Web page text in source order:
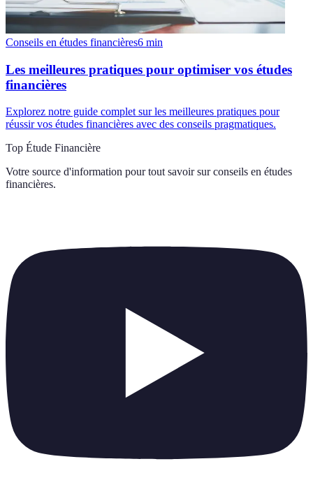
Conseils en études financières6 min
Les meilleures pratiques pour optimiser vos études
financières
Explorez notre guide complet sur les meilleures pratiques pour
réussir vos études financières avec des conseils pragmatiques.
Top Étude Financière
Votre source d'information pour tout savoir sur conseils en études
financières.